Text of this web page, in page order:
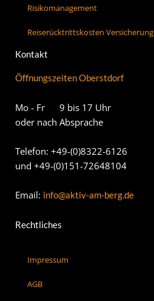
Risikomanagement
Reiserücktrittskosten Versicherung
Kontakt
Öffnungszeiten Oberstdorf
Mo - Fr 9 bis 17 Uhr
oder nach Absprache
Telefon: +49-(0)8322-6126
und +49-(0)151-72648104
Email: info@aktiv-am-berg.de
Rechtliches
Impressum
AGB